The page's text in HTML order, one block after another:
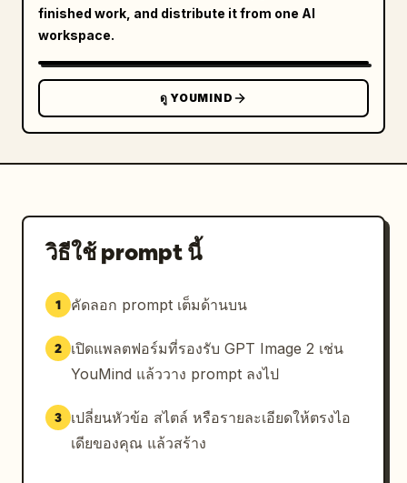
finished work, and distribute it from one AI
workspace.
ดู YOUMIND
วิธีใช้ prompt นี้
1 คัดลอก prompt เต็มด้านบน
2
เปิดแพลตฟอร์มที่รองรับ GPT Image 2 เช่น
YouMind แล้ววาง prompt ลงไป
3
เปลี่ยนหัวข้อ สไตล์ หรือรายละเอียดให้ตรงไอ
เดียของคุณ แล้วสร้าง